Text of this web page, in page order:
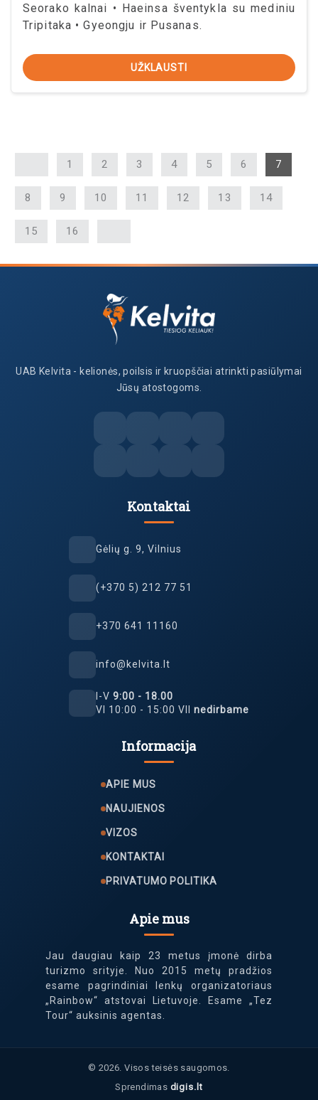
Seorako kalnai • Haeinsa šventykla su mediniu
Tripitaka • Gyeongju ir Pusanas.
UŽKLAUSTI
1 2 3 4 5 6 7
8 9 10 11 12 13 14
15 16
UAB Kelvita - kelionės, poilsis ir kruopščiai atrinkti pasiūlymai
Jūsų atostogoms.
Kontaktai
Gėlių g. 9, Vilnius
(+370 5) 212 77 51
+370 641 11160
info@kelvita.lt
I-V9:00 - 18.00
VI 10:00 - 15:00 VII nedirbame
Informacija
APIE MUS
NAUJIENOS
VIZOS
KONTAKTAI
PRIVATUMO POLITIKA
Apie mus
Jau daugiau kaip 23 metus įmonė dirba
turizmo srityje. Nuo 2015 metų pradžios
esame pagrindiniai lenkų organizatoriaus
„Rainbow“ atstovai Lietuvoje. Esame „Tez
Tour“ auksinis agentas.
© 2026. Visos teisės saugomos.
Sprendimas digis.lt